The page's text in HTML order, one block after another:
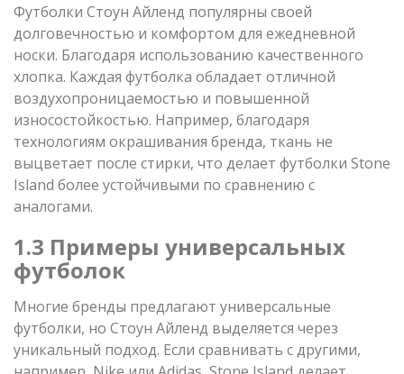
Футболки Стоун Айленд популярны своей
долговечностью и комфортом для ежедневной
носки. Благодаря использованию качественного
хлопка. Каждая футболка обладает отличной
воздухопроницаемостью и повышенной
износостойкостью. Например, благодаря
технологиям окрашивания бренда, ткань не
выцветает после стирки, что делает футболки Stone
Island более устойчивыми по сравнению с
аналогами.
1.3 Примеры универсальных
футболок
Многие бренды предлагают универсальные
футболки, но Стоун Айленд выделяется через
уникальный подход. Если сравнивать с другими,